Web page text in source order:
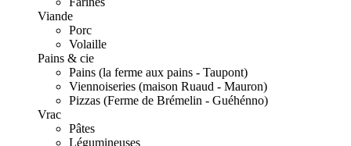
Viande
Porc
Volaille
Pains & cie
Pains (la ferme aux pains - Taupont)
Viennoiseries (maison Ruaud - Mauron)
Pizzas (Ferme de Brémelin - Guéhénno)
Vrac
Pâtes
Légumineuses